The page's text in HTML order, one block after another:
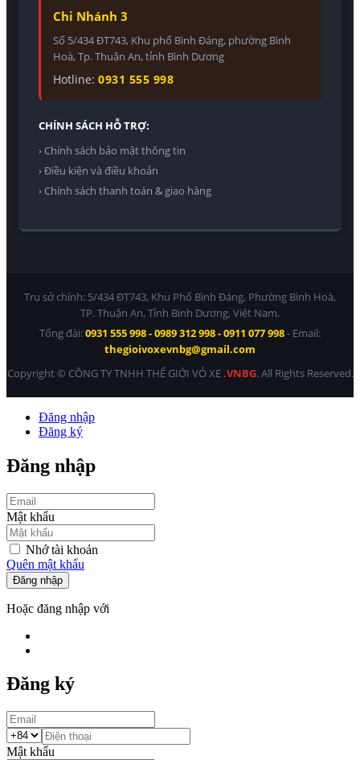
Chi Nhánh 3
Số 5/434 ĐT743, Khu phố Bình Đáng, phường Bình
Hoà, Tp. Thuận An, tỉnh Bình Dương
Hotline: 0931 555 998
CHÍNH SÁCH HỖ TRỢ:
› Chính sách bảo mật thông tin
› Điều kiện và điều khoản
› Chính sách thanh toán & giao hàng
Trụ sở chính: 5/434 ĐT743, Khu Phố Bình Đáng, Phường Bình Hoà,
TP. Thuận An, Tỉnh Bình Dương, Việt Nam.
Tổng đài:0931 555 998 - 0989 312 998 - 0911 077 998- Email:
thegioivoxevnbg@gmail.com
Copyright © CÔNG TY TNHH THẾ GIỚI VỎ XE.VNBG. All Rights Reserved.
Đăng nhập
Đăng ký
Đăng nhập
Mật khẩu
Nhớ tài khoản
Quên mật khẩu
Đăng nhập
Hoặc đăng nhập với
Đăng ký
Mật khẩu